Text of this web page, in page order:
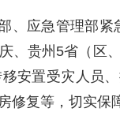
、应急管理部紧
、贵州5省（区
安置受灾人员
复等，切实保